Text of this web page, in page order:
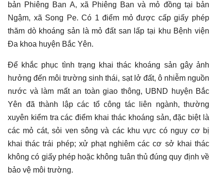
bản Phiêng Ban A, xã Phiêng Ban và mỏ đồng tại bản
Ngậm, xã Song Pe. Có 1 điểm mỏ được cấp giấy phép
thăm dò khoáng sản là mỏ đất san lấp tại khu Bệnh viện
Đa khoa huyện Bắc Yên.
Để khắc phục tình trạng khai thác khoáng sản gây ảnh
hưởng đến môi trường sinh thái, sạt lở đất, ô nhiễm nguồn
nước và làm mất an toàn giao thông, UBND huyện Bắc
Yên đã thành lập các tổ công tác liên ngành, thường
xuyên kiểm tra các điểm khai thác khoáng sản, đặc biệt là
các mỏ cát, sỏi ven sông và các khu vực có nguy cơ bị
khai thác trái phép; xử phạt nghiêm các cơ sở khai thác
không có giấy phép hoặc không tuân thủ đúng quy định về
bảo vệ môi trường.